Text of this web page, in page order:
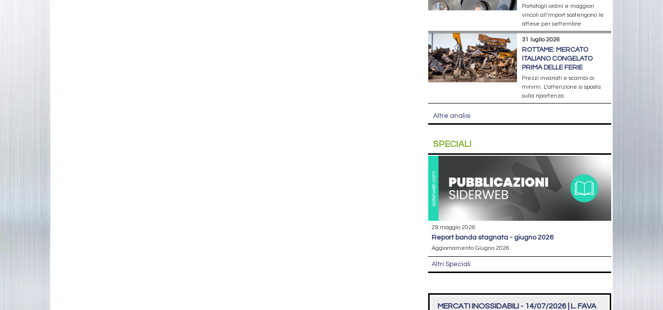
Portafogli ordini e maggiori
vincoli all’import sostengono le
attese per settembre
31 luglio 2026
ROTTAME: MERCATO
ITALIANO CONGELATO
PRIMA DELLE FERIE
Prezzi invariati e scambi ai
minimi. L’attenzione si sposta
sulla ripartenza
Altre analisi
SPECIALI
29 maggio 2026
report banda stagnata - giugno 2026
Aggiornamento Giugno 2026
Altri Speciali
MERCATI INOSSIDABILI - 14/07/2026 | L. FAVA